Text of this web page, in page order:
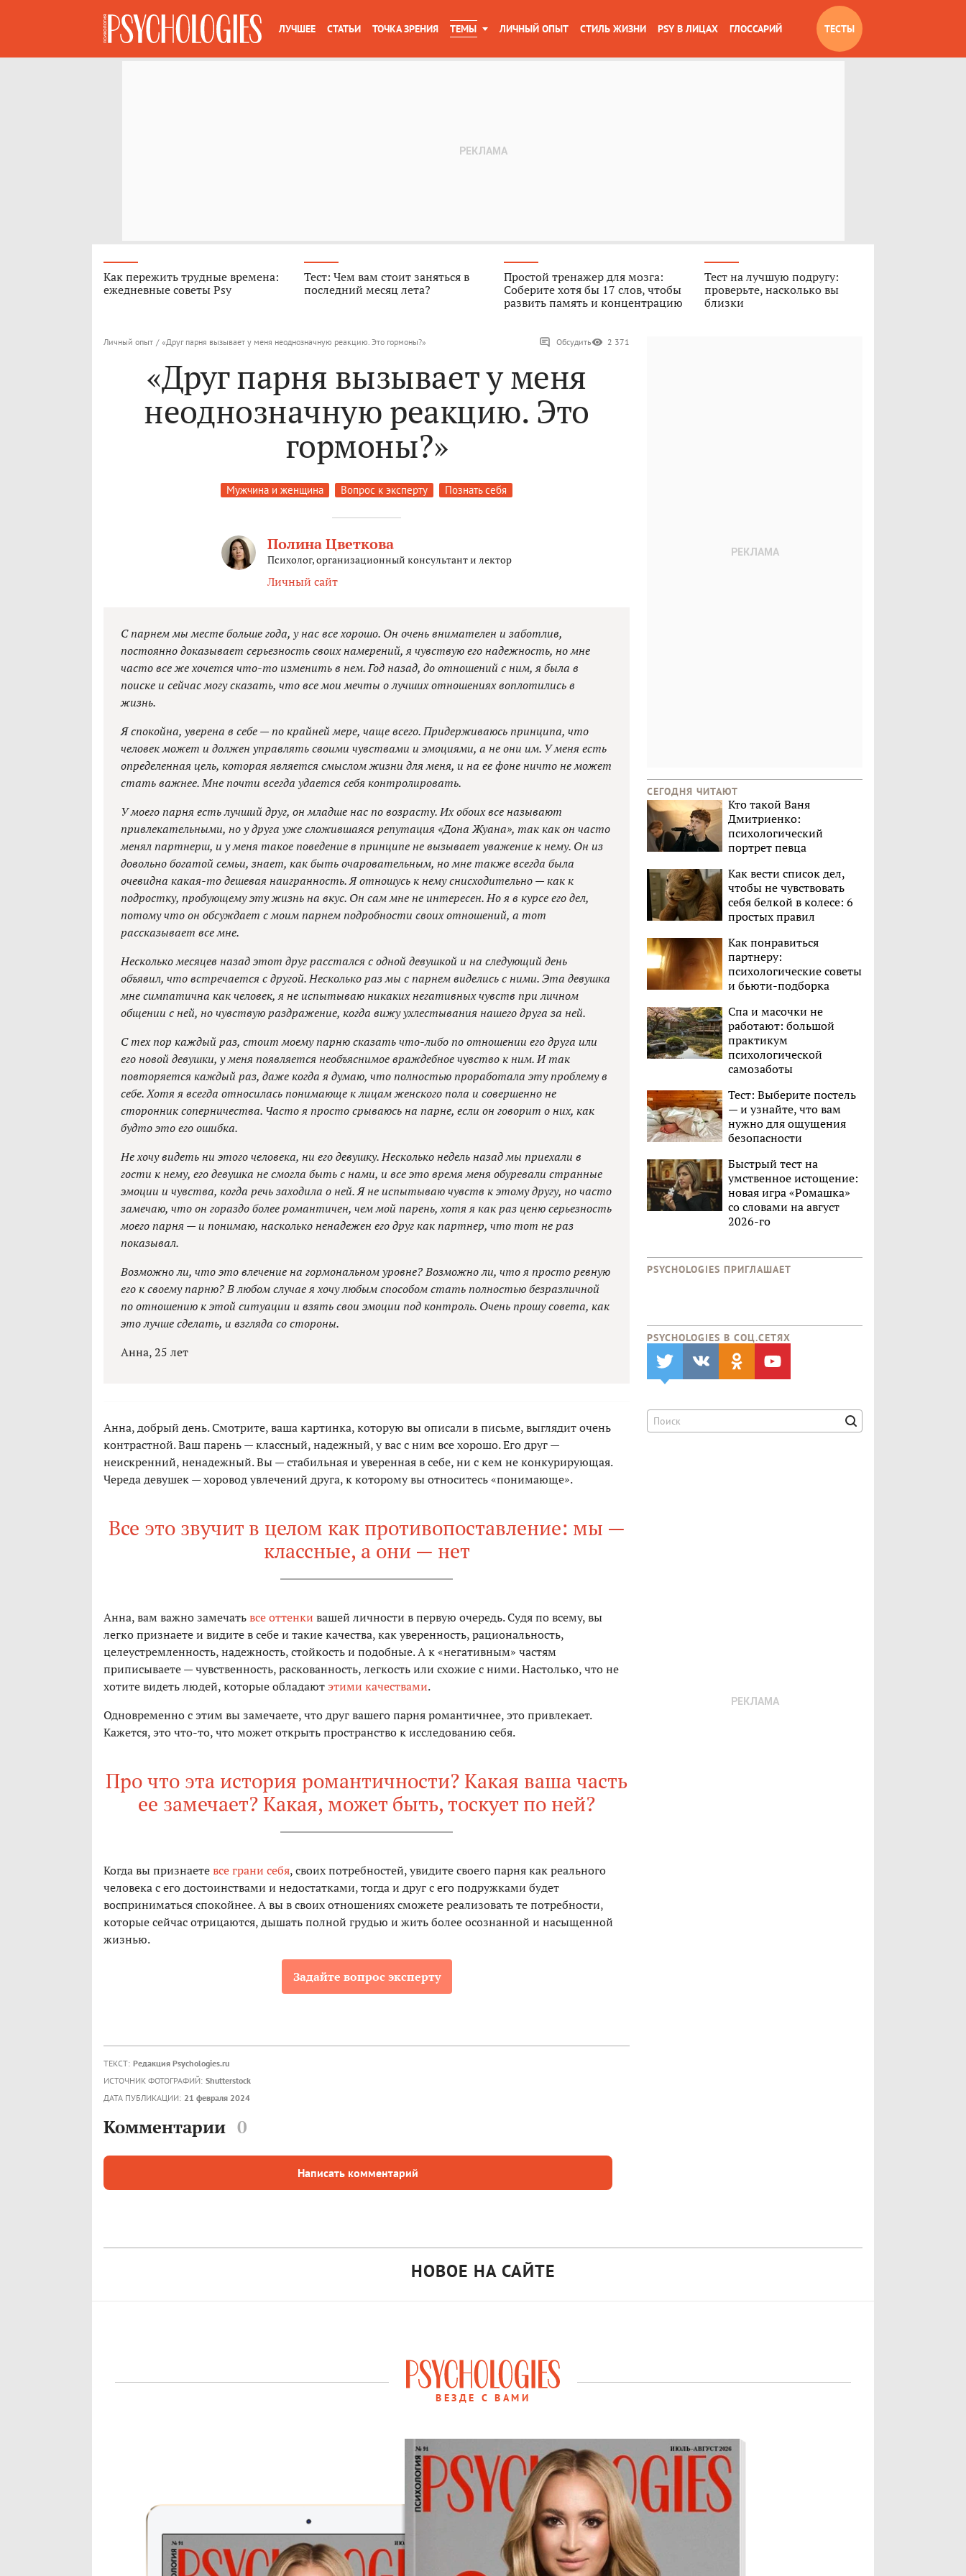
ЛУЧШЕЕ СТАТЬИ ТОЧКА ЗРЕНИЯ ТЕМЫ ЛИЧНЫЙ ОПЫТ СТИЛЬ ЖИЗНИ PSY В ЛИЦАХ ГЛОССАРИЙ ТЕСТЫ
Как пережить трудные времена:
ежедневные советы Psy
Тест: Чем вам стоит заняться в
последний месяц лета?
Простой тренажер для мозга:
Соберите хотя бы 17 слов, чтобы
развить память и концентрацию
Тест на лучшую подругу:
проверьте, насколько вы
близки
Личный опыт / «Друг парня вызывает у меня неоднозначную реакцию. Это гормоны?» Обсудить 2 371
«Друг парня вызывает у меня
неоднозначную реакцию. Это
гормоны?»
Мужчина и женщина Вопрос к эксперту Познать себя
Полина Цветкова
Психолог, организационный консультант и лектор
Личный сайт
С парнем мы месте больше года, у нас все хорошо. Он очень внимателен и заботлив,
постоянно доказывает серьезность своих намерений, я чувствую его надежность, но мне
часто все же хочется что-то изменить в нем. Год назад, до отношений с ним, я была в
поиске и сейчас могу сказать, что все мои мечты о лучших отношениях воплотились в
жизнь.
Я спокойна, уверена в себе — по крайней мере, чаще всего. Придерживаюсь принципа, что
человек может и должен управлять своими чувствами и эмоциями, а не они им. У меня есть
определенная цель, которая является смыслом жизни для меня, и на ее фоне ничто не может
стать важнее. Мне почти всегда удается себя контролировать.
У моего парня есть лучший друг, он младше нас по возрасту. Их обоих все называют
привлекательными, но у друга уже сложившаяся репутация «Дона Жуана», так как он часто
менял партнерш, и у меня такое поведение в принципе не вызывает уважение к нему. Он из
довольно богатой семьи, знает, как быть очаровательным, но мне также всегда была
очевидна какая-то дешевая наигранность. Я отношусь к нему снисходительно — как к
подростку, пробующему эту жизнь на вкус. Он сам мне не интересен. Но я в курсе его дел,
потому что он обсуждает с моим парнем подробности своих отношений, а тот
рассказывает все мне.
Несколько месяцев назад этот друг расстался с одной девушкой и на следующий день
объявил, что встречается с другой. Несколько раз мы с парнем виделись с ними. Эта девушка
мне симпатична как человек, я не испытываю никаких негативных чувств при личном
общении с ней, но чувствую раздражение, когда вижу ухлестывания нашего друга за ней.
С тех пор каждый раз, стоит моему парню сказать что-либо по отношении его друга или
его новой девушки, у меня появляется необъяснимое враждебное чувство к ним. И так
повторяется каждый раз, даже когда я думаю, что полностью проработала эту проблему в
себе. Хотя я всегда относилась понимающе к лицам женского пола и совершенно не
сторонник соперничества. Часто я просто срываюсь на парне, если он говорит о них, как
будто это его ошибка.
Не хочу видеть ни этого человека, ни его девушку. Несколько недель назад мы приехали в
гости к нему, его девушка не смогла быть с нами, и все это время меня обуревали странные
эмоции и чувства, когда речь заходила о ней. Я не испытываю чувств к этому другу, но часто
замечаю, что он гораздо более романтичен, чем мой парень, хотя я как раз ценю серьезность
моего парня — и понимаю, насколько ненадежен его друг как партнер, что тот не раз
показывал.
Возможно ли, что это влечение на гормональном уровне? Возможно ли, что я просто ревную
его к своему парню? В любом случае я хочу любым способом стать полностью безразличной
по отношению к этой ситуации и взять свои эмоции под контроль. Очень прошу совета, как
это лучше сделать, и взгляда со стороны.
Анна, 25 лет
Анна, добрый день. Смотрите, ваша картинка, которую вы описали в письме, выглядит очень
контрастной. Ваш парень — классный, надежный, у вас с ним все хорошо. Его друг —
неискренний, ненадежный. Вы — стабильная и уверенная в себе, ни с кем не конкурирующая.
Череда девушек — хоровод увлечений друга, к которому вы относитесь «понимающе».
Все это звучит в целом как противопоставление: мы —
классные, а они — нет
Анна, вам важно замечатьвсе оттенки вашей личности в первую очередь. Судя по всему, вы
легко признаете и видите в себе и такие качества, как уверенность, рациональность,
целеустремленность, надежность, стойкость и подобные. А к «негативным» частям
приписываете — чувственность, раскованность, легкость или схожие с ними. Настолько, что не
хотите видеть людей, которые обладаютэтими качествами.
Одновременно с этим вы замечаете, что друг вашего парня романтичнее, это привлекает.
Кажется, это что-то, что может открыть пространство к исследованию себя.
Про что эта история романтичности? Какая ваша часть
ее замечает? Какая, может быть, тоскует по ней?
Когда вы признаетевсе грани себя, своих потребностей, увидите своего парня как реального
человека с его достоинствами и недостатками, тогда и друг с его подружками будет
восприниматься спокойнее. А вы в своих отношениях сможете реализовать те потребности,
которые сейчас отрицаются, дышать полной грудью и жить более осознанной и насыщенной
жизнью.
Задайте вопрос эксперту
ТЕКСТ: Редакция Psychologies.ru
ИСТОЧНИК ФОТОГРАФИЙ: Shutterstock
ДАТА ПУБЛИКАЦИИ: 21 февраля 2024
Комментарии 0
Написать комментарий
СЕГОДНЯ ЧИТАЮТ
Кто такой Ваня
Дмитриенко:
психологический
портрет певца
Как вести список дел,
чтобы не чувствовать
себя белкой в колесе: 6
простых правил
Как понравиться
партнеру:
психологические советы
и бьюти-подборка
Спа и масочки не
работают: большой
практикум
психологической
самозаботы
Тест: Выберите постель
— и узнайте, что вам
нужно для ощущения
безопасности
Быстрый тест на
умственное истощение:
новая игра «Ромашка»
со словами на август
2026-го
PSYCHOLOGIES ПРИГЛАШАЕТ
PSYCHOLOGIES В CОЦ.СЕТЯХ
НОВОЕ НА САЙТЕ
ВЕЗДЕ С ВАМИ